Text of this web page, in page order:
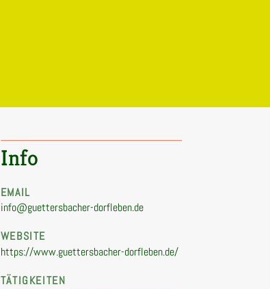
Info
EMAIL
info@guettersbacher-dorfleben.de
WEBSITE
https://www.guettersbacher-dorfleben.de/
TÄTIGKEITEN